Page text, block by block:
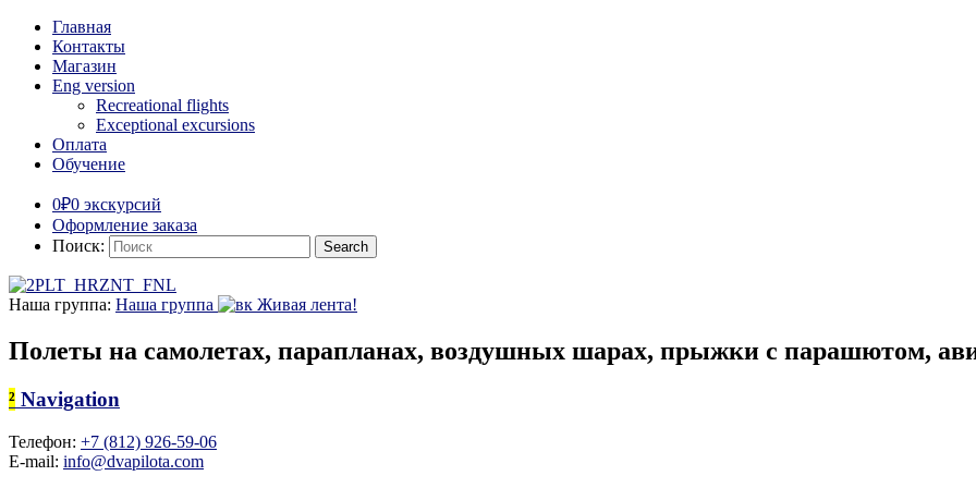
Главная
Контакты
Магазин
Eng version
Recreational flights
Exceptional excursions
Оплата
Обучение
0₽0 экскурсий
Оформление заказа
Поиск:
Наша группа: Наша группа Живая лента!
Полеты на самолетах, парапланах, воздушных шарах, прыжки с парашютом,
² Navigation
Телефон: +7 (812) 926-59-06
E-mail: info@dvapilota.com